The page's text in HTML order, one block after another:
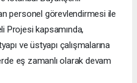
personel görevlendirmesi ile
Projesi kapsamında,
ve üstyapı çalışmalarına
eş zamanlı olarak devam